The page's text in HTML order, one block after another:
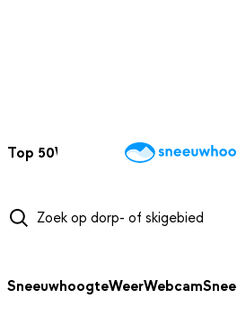
Top 50Webcams Wintersportweer
SneeuwhoogteWeerWebcam